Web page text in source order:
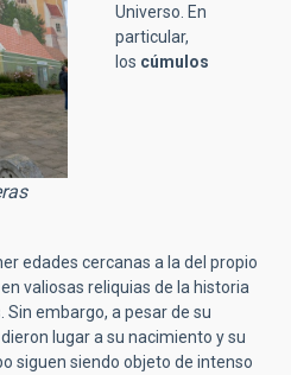
Universo. En
particular,
los cúmulos
edades cercanas a la del propio
valiosas reliquias de la historia
embargo, a pesar de su
lugar a su nacimiento y su
siguen siendo objeto de intenso